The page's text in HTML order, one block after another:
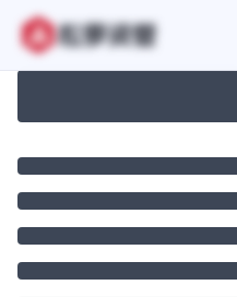
LaunchPad